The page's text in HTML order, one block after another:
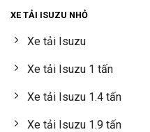
XE TẢI ISUZU NHỎ
Xe tải Isuzu
Xe tải Isuzu 1 tấn
Xe tải Isuzu 1.4 tấn
Xe tải Isuzu 1.9 tấn